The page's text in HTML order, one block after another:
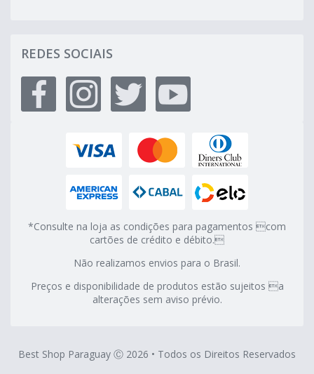
REDES SOCIAIS
*Consulte na loja as condições para pagamentos com
cartões de crédito e débito.
Não realizamos envios para o Brasil.
Preços e disponibilidade de produtos estão sujeitos a
alterações sem aviso prévio.
Best Shop Paraguay Ⓒ 2026 • Todos os Direitos Reservados